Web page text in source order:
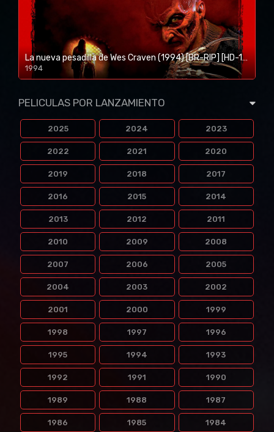
La nueva pesadilla de Wes Craven (1994) [BR-RIP] [HD-1080p]
1994
1080p/720p
PELICULAS POR LANZAMIENTO
2025 2024 2023
2022 2021 2020
2019 2018 2017
2016 2015 2014
2013 2012 2011
2010 2009 2008
2007 2006 2005
2004 2003 2002
2001 2000 1999
1998 1997 1996
1995 1994 1993
1992 1991 1990
1989 1988 1987
1986 1985 1984